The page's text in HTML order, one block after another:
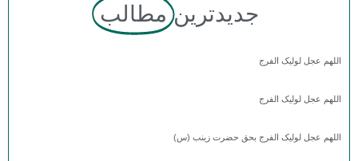
جدیدترین مطالب
اللهم عجل لولیک الفرج
اللهم عجل لولیک الفرج
اللهم عجل لولیک الفرج بحق حضرت زینب (س)